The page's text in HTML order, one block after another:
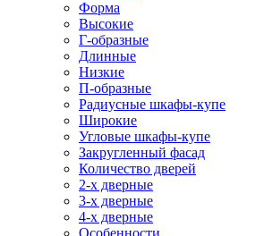
Форма
Высокие
Г-образные
Длинные
Низкие
П-образные
Радиусные шкафы-купе
Широкие
Угловые шкафы-купе
Закругленный фасад
Количество дверей
2-х дверные
3-х дверные
4-х дверные
Особенности